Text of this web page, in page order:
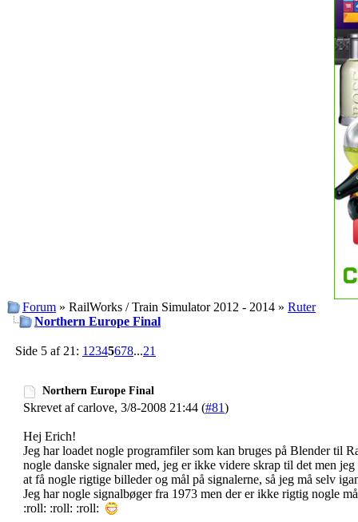
Forum » RailWorks / Train Simulator 2012 - 2014 » Ruter
Northern Europe Final
Side 5 af 21: 1 2345678...21
Northern Europe Final
Skrevet af carlove, 3/8-2008 21:44 (#81)
Hej Erich!
Jeg har loadet nogle programfiler som kan bruges på Blender til
nogle danske signaler med, jeg er ikke videre skrap til det men
at få nogle rigtige billeder og mål på signalerne, så jeg må selv
Jeg har nogle signalbøger fra 1973 men der er ikke rigtig nogle
:roll: :roll: :roll: